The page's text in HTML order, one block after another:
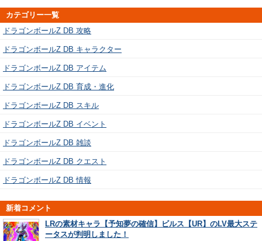
カテゴリー一覧
ドラゴンボールZ DB 攻略
ドラゴンボールZ DB キャラクター
ドラゴンボールZ DB アイテム
ドラゴンボールZ DB 育成・進化
ドラゴンボールZ DB スキル
ドラゴンボールZ DB イベント
ドラゴンボールZ DB 雑談
ドラゴンボールZ DB クエスト
ドラゴンボールZ DB 情報
新着コメント
LRの素材キャラ【予知夢の確信】ビルス【UR】のLV最大ステ
ータスが判明しました！